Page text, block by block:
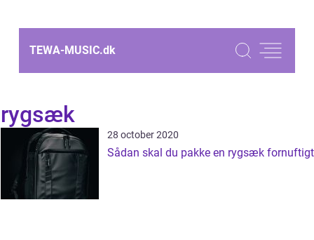
TEWA-MUSIC.dk
rygsæk
28 october 2020
Sådan skal du pakke en rygsæk fornuftigt